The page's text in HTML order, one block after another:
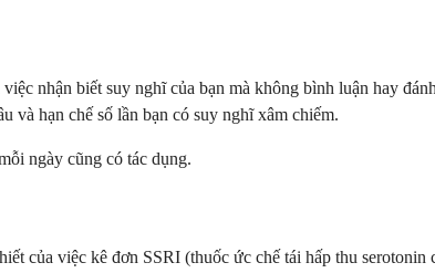
nhận biết suy nghĩ của bạn mà không bình luận hay
và hạn chế số lần bạn có suy nghĩ xâm chiếm.
ngày cũng có tác dụng.
của việc kê đơn SSRI (thuốc ức chế tái hấp thu